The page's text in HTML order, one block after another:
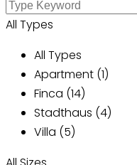
All Types
All Types
Apartment (1)
Finca (14)
Stadthaus (4)
Villa (5)